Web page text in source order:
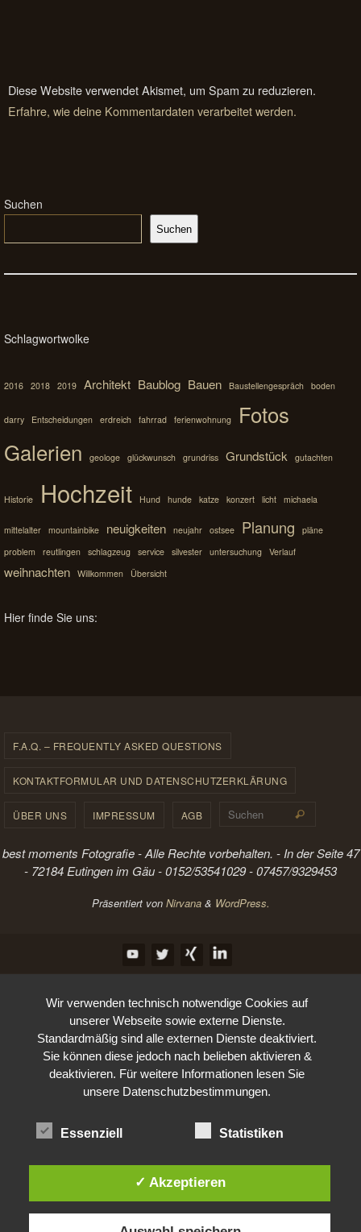
Diese Website verwendet Akismet, um Spam zu reduzieren.
Erfahre, wie deine Kommentardaten verarbeitet werden.
Suchen
Suchen
Schlagwortwolke
2016 2018 2019 Architekt Baublog Bauen Baustellengespräch boden
darry Entscheidungen erdreich fahrrad ferienwohnung
Fotos
Galerien
geologe glückwunsch grundriss Grundstück gutachten
Historie Hochzeit Hund hunde katze konzert licht michaela
mittelalter mountainbike neuigkeiten neujahr ostsee Planung
pläne
problem
reutlingen schlagzeug service silvester untersuchung Verlauf
weihnachten Willkommen Übersicht
Hier finde Sie uns:
F.A.Q. – FREQUENTLY ASKED QUESTIONS
KONTAKTFORMULAR UND DATENSCHUTZERKLÄRUNG
ÜBER UNS IMPRESSUM AGB Suchen
best moments Fotografie - Alle Rechte vorbehalten. - In der Seite 47
- 72184 Eutingen im Gäu - 0152/53541029 - 07457/9329453
Präsentiert von Nirvana& WordPress.
Wir verwenden technisch notwendige Cookies auf
unserer Webseite sowie externe Dienste.
Standardmäßig sind alle externen Dienste deaktiviert.
Sie können diese jedoch nach belieben aktivieren &
deaktivieren. Für weitere Informationen lesen Sie
unsere Datenschutzbestimmungen.
Essenziell Statistiken
✓ Akzeptieren